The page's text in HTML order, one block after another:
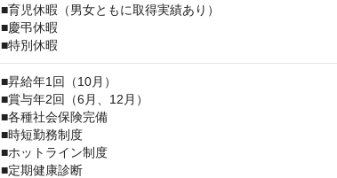
■育児休暇（男女ともに取得実績あり）
■慶弔休暇
■特別休暇
■昇給年1回（10月）
■賞与年2回（6月、12月）
■各種社会保険完備
■時短勤務制度
■ホットライン制度
■定期健康診断